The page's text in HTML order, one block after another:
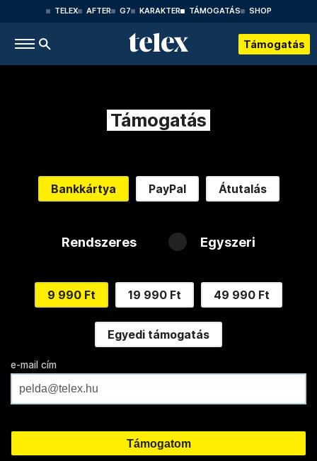
TELEX AFTER G7 KARAKTER TÁMOGATÁS SHOP
Támogatás
Támogatás
Bankkártya PayPal Átutalás
Rendszeres Egyszeri
9 990 Ft 19 990 Ft 49 990 Ft
Egyedi támogatás
e-mail cím